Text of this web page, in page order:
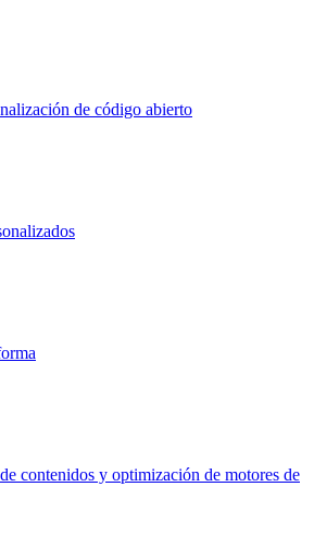
de código abierto
contenidos y optimización de motores de